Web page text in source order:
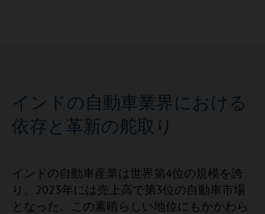
インドの自動車業界における
依存と革新の舵取り
インドの自動車産業は世界第4位の規模を誇
り、2023年には売上高で第3位の自動車市場
となった。この素晴らしい地位にもかかわら